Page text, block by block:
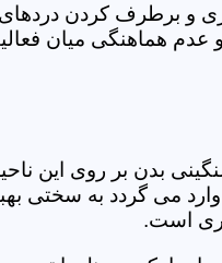
بیماری و برطرف
هماهنگی میان
بدن بر روی این
می گردد به سختی
است.